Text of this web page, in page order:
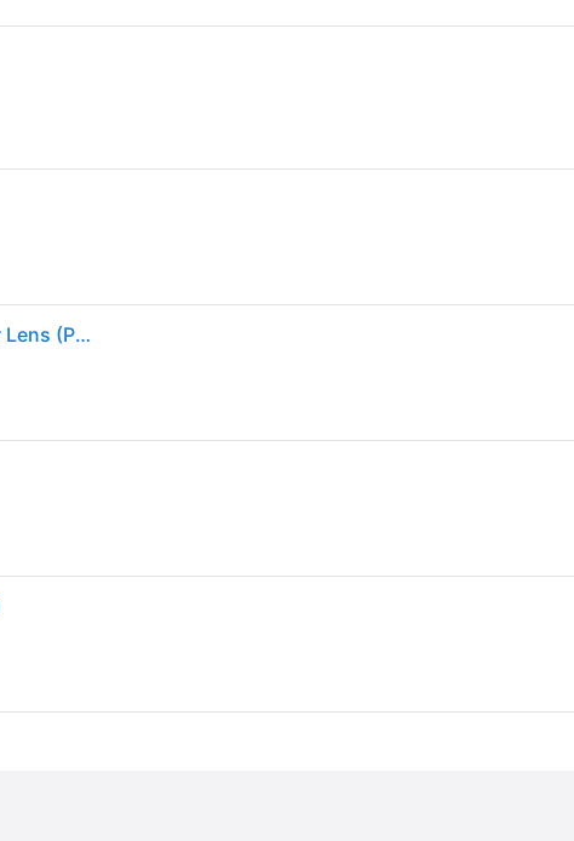
100%, Unisex, Sportbrille, STRATA 2 Goggle Pink - Clear Lens (Pink, Clear), Pink